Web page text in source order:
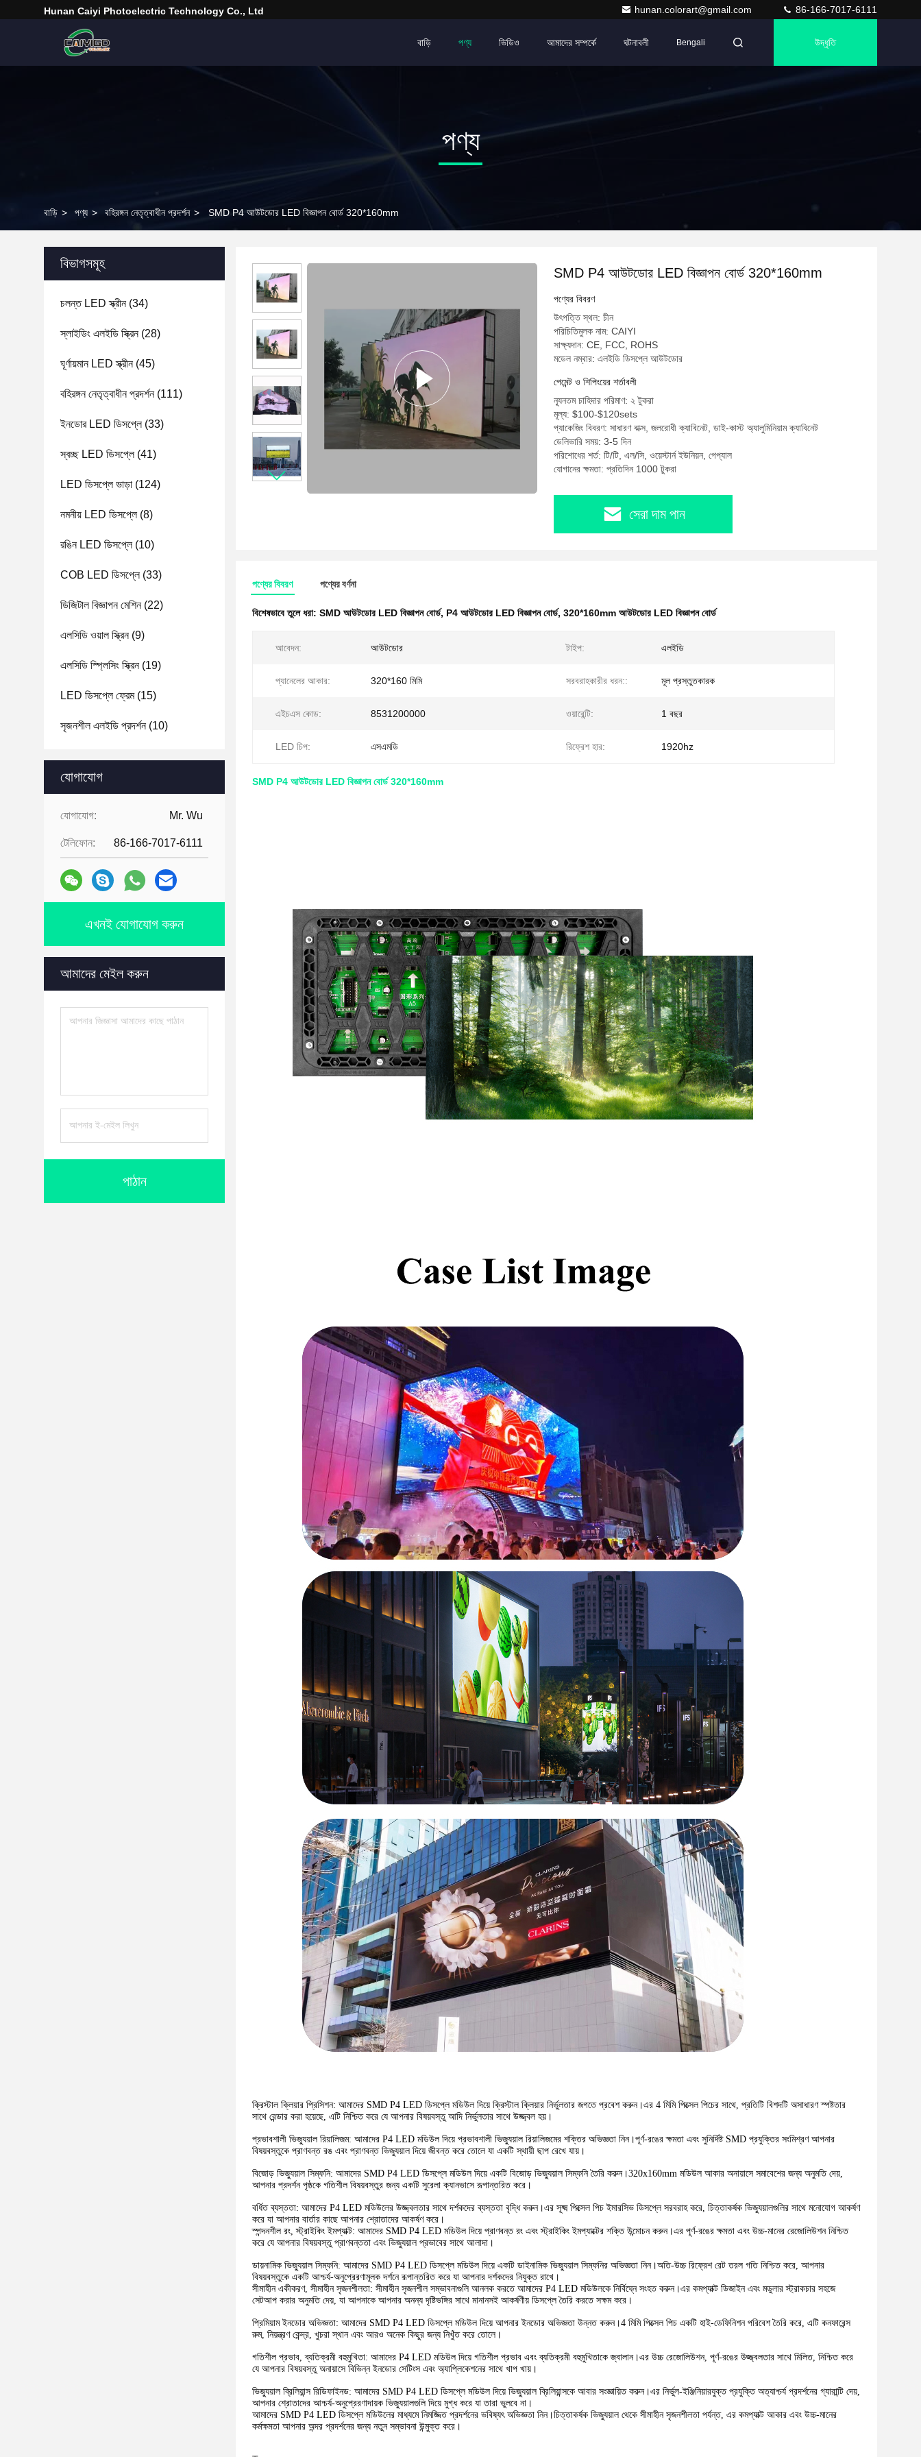
Hunan Caiyi Photoelectric Technology Co., Ltd hunan.colorart@gmail.com 86-166-7017-6111
বাড়ি পণ্য ভিডিও আমাদের সম্পর্কে ঘটনাবলী Bengali উদ্ধৃতি
পণ্য
বাড়ি > পণ্য > বহিরঙ্গন নেতৃত্বাধীন প্রদর্শন > SMD P4 আউটডোর LED বিজ্ঞাপন বোর্ড 320*160mm
বিভাগসমূহ
চলন্ত LED স্ক্রীন(34)
স্লাইডিং এলইডি স্ক্রিন(28)
ঘূর্ণায়মান LED স্ক্রীন(45)
বহিরঙ্গন নেতৃত্বাধীন প্রদর্শন(111)
ইনডোর LED ডিসপ্লে(33)
স্বচ্ছ LED ডিসপ্লে(41)
LED ডিসপ্লে ভাড়া (124)
নমনীয় LED ডিসপ্লে(8)
রঙিন LED ডিসপ্লে(10)
COB LED ডিসপ্লে(33)
ডিজিটাল বিজ্ঞাপন মেশিন(22)
এলসিডি ওয়াল স্ক্রিন(9)
এলসিডি স্প্লিসিং স্ক্রিন(19)
LED ডিসপ্লে ফ্রেম(15)
সৃজনশীল এলইডি প্রদর্শন(10)
যোগাযোগ
যোগাযোগ: Mr. Wu
টেলিফোন: 86-166-7017-6111
এখনই যোগাযোগ করুন
আমাদের মেইল করুন
পাঠান
SMD P4 আউটডোর LED বিজ্ঞাপন বোর্ড 320*160mm
পণ্যের বিবরণ
উৎপত্তি স্থল: চীন
পরিচিতিমুলক নাম: CAIYI
সাক্ষ্যদান: CE, FCC, ROHS
মডেল নম্বার: এলইডি ডিসপ্লে আউটডোর
পেমেন্ট ও শিপিংয়ের শর্তাবলী
ন্যূনতম চাহিদার পরিমাণ: ২ টুকরা
মূল্য: $100-$120sets
প্যাকেজিং বিবরণ: সাধারণ বাক্স, জলরোধী ক্যাবিনেট, ডাই-কাস্ট অ্যালুমিনিয়াম ক্যাবিনেট
ডেলিভারি সময়: 3-5 দিন
পরিশোধের শর্ত: টি/টি, এল/সি, ওয়েস্টার্ন ইউনিয়ন, পেপ্যাল
যোগানের ক্ষমতা: প্রতিদিন 1000 টুকরা
সেরা দাম পান
পণ্যের বিবরণ পণ্যের বর্ণনা
বিশেষভাবে তুলে ধরা: SMD আউটডোর LED বিজ্ঞাপন বোর্ড, P4 আউটডোর LED বিজ্ঞাপন বোর্ড, 320*160mm আউটডোর LED বিজ্ঞাপন বোর্ড
আবেদন: আউটডোর টাইপ: এলইডি
প্যানেলের আকার: 320*160 মিমি সরবরাহকারীর ধরন:: মূল প্রস্তুতকারক
এইচএস কোড: 8531200000 ওয়ারেন্টি: 1 বছর
LED চিপ: এসএমডি রিফ্রেশ হার: 1920hz
SMD P4 আউটডোর LED বিজ্ঞাপন বোর্ড 320*160mm
ক্রিস্টাল ক্লিয়ার প্রিসিশন: আমাদের SMD P4 LED ডিসপ্লে মডিউল দিয়ে ক্রিস্টাল ক্লিয়ার নির্ভুলতার জগতে প্রবেশ করুন।এর 4 মিমি পিক্সেল পিচের সাথে, প্রতিটি বিশদটি অসাধারণ স্পষ্টতার
সাথে রেন্ডার করা হয়েছে, এটি নিশ্চিত করে যে আপনার বিষয়বস্তু আদি নির্ভুলতার সাথে উজ্জ্বল হয়।
প্রভাবশালী ভিজ্যুয়াল রিয়ালিজম: আমাদের P4 LED মডিউল দিয়ে প্রভাবশালী ভিজ্যুয়াল রিয়ালিজমের শক্তির অভিজ্ঞতা নিন।পূর্ণ-রঙের ক্ষমতা এবং সুনির্দিষ্ট SMD প্রযুক্তির সংমিশ্রণ আপনার
বিষয়বস্তুকে প্রাণবন্ত রঙ এবং প্রাণবন্ত ভিজ্যুয়াল দিয়ে জীবন্ত করে তোলে যা একটি স্থায়ী ছাপ রেখে যায়।
বিজোড় ভিজ্যুয়াল সিম্ফনি: আমাদের SMD P4 LED ডিসপ্লে মডিউল দিয়ে একটি বিজোড় ভিজ্যুয়াল সিম্ফনি তৈরি করুন।320x160mm মডিউল আকার অনায়াসে সমাবেশের জন্য অনুমতি দেয়,
আপনার প্রদর্শন পৃষ্ঠকে গতিশীল বিষয়বস্তুর জন্য একটি সুরেলা ক্যানভাসে রূপান্তরিত করে।
বর্ধিত ব্যস্ততা: আমাদের P4 LED মডিউলের উজ্জ্বলতার সাথে দর্শকদের ব্যস্ততা বৃদ্ধি করুন।এর সূক্ষ্ম পিক্সেল পিচ ইমারসিভ ডিসপ্লে সরবরাহ করে, চিত্তাকর্ষক ভিজ্যুয়ালগুলির সাথে মনোযোগ আকর্ষণ
করে যা আপনার বার্তার কাছে আপনার শ্রোতাদের আকর্ষণ করে।
স্পন্দনশীল রং, স্ট্রাইকিং ইমপ্যাক্ট: আমাদের SMD P4 LED মডিউল দিয়ে প্রাণবন্ত রং এবং স্ট্রাইকিং ইমপ্যাক্টের শক্তি উন্মোচন করুন।এর পূর্ণ-রঙের ক্ষমতা এবং উচ্চ-মানের রেজোলিউশন নিশ্চিত
করে যে আপনার বিষয়বস্তু প্রাণবন্ততা এবং ভিজ্যুয়াল প্রভাবের সাথে আলাদা।
ডায়নামিক ভিজ্যুয়াল সিম্ফনি: আমাদের SMD P4 LED ডিসপ্লে মডিউল দিয়ে একটি ডাইনামিক ভিজ্যুয়াল সিম্ফনির অভিজ্ঞতা নিন।অতি-উচ্চ রিফ্রেশ রেট তরল গতি নিশ্চিত করে, আপনার
বিষয়বস্তুকে একটি আশ্চর্য-অনুপ্রেরণামূলক দর্শনে রূপান্তরিত করে যা আপনার দর্শকদের নিযুক্ত রাখে।
সীমাহীন একীকরণ, সীমাহীন সৃজনশীলতা: সীমাহীন সৃজনশীল সম্ভাবনাগুলি আনলক করতে আমাদের P4 LED মডিউলকে নির্বিঘ্নে সংহত করুন।এর কমপ্যাক্ট ডিজাইন এবং মডুলার স্ট্রাকচার সহজে
সেটআপ করার অনুমতি দেয়, যা আপনাকে আপনার অনন্য দৃষ্টিভঙ্গির সাথে মানানসই আকর্ষণীয় ডিসপ্লে তৈরি করতে সক্ষম করে।
প্রিমিয়াম ইনডোর অভিজ্ঞতা: আমাদের SMD P4 LED ডিসপ্লে মডিউল দিয়ে আপনার ইনডোর অভিজ্ঞতা উন্নত করুন।4 মিমি পিক্সেল পিচ একটি হাই-ডেফিনিশন পরিবেশ তৈরি করে, এটি কনফারেন্স
রুম, নিয়ন্ত্রণ কেন্দ্র, খুচরা স্থান এবং আরও অনেক কিছুর জন্য নিখুঁত করে তোলে।
গতিশীল প্রভাব, ব্যতিক্রমী বহুমুখিতা: আমাদের P4 LED মডিউল দিয়ে গতিশীল প্রভাব এবং ব্যতিক্রমী বহুমুখিতাকে জ্বালান।এর উচ্চ রেজোলিউশন, পূর্ণ-রঙের উজ্জ্বলতার সাথে মিলিত, নিশ্চিত করে
যে আপনার বিষয়বস্তু অনায়াসে বিভিন্ন ইনডোর সেটিংস এবং অ্যাপ্লিকেশনের সাথে খাপ খায়।
ভিজ্যুয়াল ব্রিলিয়ান্স রিডিফাইনড: আমাদের SMD P4 LED ডিসপ্লে মডিউল দিয়ে ভিজ্যুয়াল ব্রিলিয়ান্সকে আবার সংজ্ঞায়িত করুন।এর নির্ভুল-ইঞ্জিনিয়ারযুক্ত প্রযুক্তি অত্যাশ্চর্য প্রদর্শনের গ্যারান্টি দেয়,
আপনার শ্রোতাদের আশ্চর্য-অনুপ্রেরণাদায়ক ভিজ্যুয়ালগুলি দিয়ে মুগ্ধ করে যা তারা ভুলবে না।
আমাদের SMD P4 LED ডিসপ্লে মডিউলের মাধ্যমে নিমজ্জিত প্রদর্শনের ভবিষ্যৎ অভিজ্ঞতা নিন।চিত্তাকর্ষক ভিজ্যুয়াল থেকে সীমাহীন সৃজনশীলতা পর্যন্ত, এর কমপ্যাক্ট আকার এবং উচ্চ-মানের
কর্মক্ষমতা আপনার অন্দর প্রদর্শনের জন্য নতুন সম্ভাবনা উন্মুক্ত করে।